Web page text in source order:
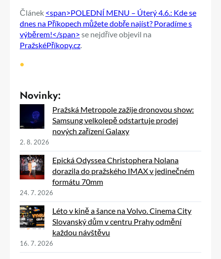
Článek <span>POLEDNÍ MENU – Úterý 4.6.: Kde se
dnes na Příkopech můžete dobře najíst? Poradíme s
výběrem!</span> se nejdříve objevil na
PražskéPříkopy.cz.
•
Novinky:
Pražská Metropole zažije dronovou show:
Samsung velkolepě odstartuje prodej
nových zařízení Galaxy
2. 8. 2026
Epická Odyssea Christophera Nolana
dorazila do pražského IMAX v jedinečném
formátu 70mm
24. 7. 2026
Léto v kině a šance na Volvo. Cinema City
Slovanský dům v centru Prahy odmění
každou návštěvu
16. 7. 2026